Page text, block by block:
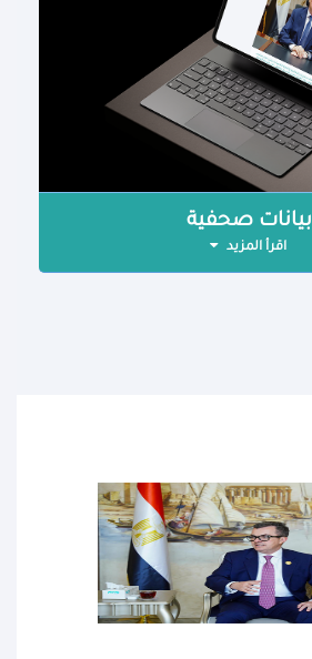
بيانات صحفية
اقرأ المزيد